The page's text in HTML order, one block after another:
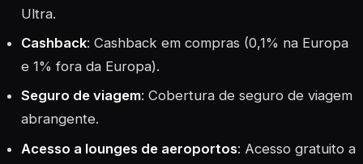
Ultra.
Cashback: Cashback em compras (0,1% na Europa
e 1% fora da Europa).
Seguro de viagem: Cobertura de seguro de viagem
abrangente.
Acesso a lounges de aeroportos: Acesso gratuito a